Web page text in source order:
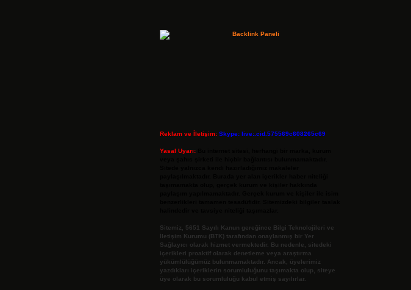
Reklam ve İletişim: Skype: live:.cid.575569c608265c69
Yasal Uyarı:
Sitemiz, 5651 Sayılı Kanun gereğince Bilgi Teknolojileri ve
İletişim Kurumu (BTK) tarafından onaylanmış bir Yer
Sağlayıcı olarak hizmet vermektedir. Bu nedenle, sitedeki
içerikleri proaktif olarak denetleme veya araştırma
yükümlülüğümüz bulunmamaktadır. Ancak, üyelerimiz
yazdıkları içeriklerin sorumluluğunu taşımakta olup, siteye
üye olarak bu sorumluluğu kabul etmiş sayılırlar.